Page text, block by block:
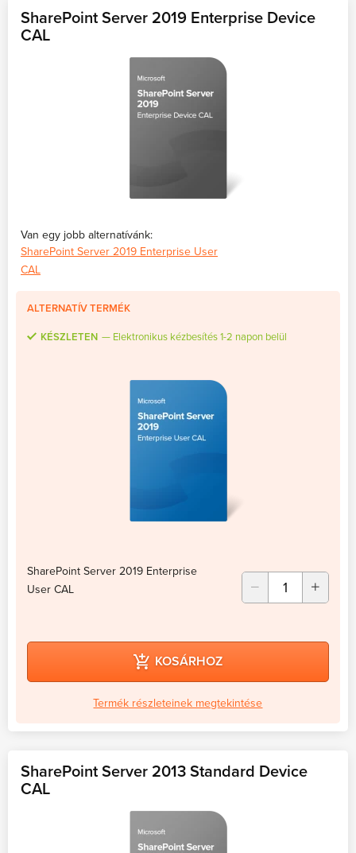
SharePoint Server 2019 Enterprise Device
CAL
Van egy jobb alternatívánk:
SharePoint Server 2019 Enterprise User
CAL
ALTERNATÍV TERMÉK
KÉSZLETEN Elektronikus kézbesítés 1-2 napon belül
SharePoint Server 2019 Enterprise
User CAL
KOSÁRHOZ
Termék részleteinek megtekintése
SharePoint Server 2013 Standard Device
CAL